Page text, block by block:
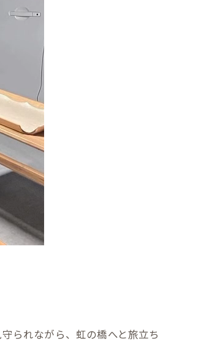
られながら、虹の橋へと旅立ち